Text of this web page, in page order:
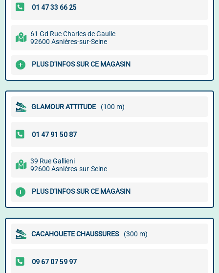
61 Gd Rue Charles de Gaulle
92600 Asnières-sur-Seine
PLUS D'INFOS SUR CE MAGASIN
GLAMOUR ATTITUDE (100 m)
39 Rue Gallieni
92600 Asnières-sur-Seine
PLUS D'INFOS SUR CE MAGASIN
CACAHOUETE CHAUSSURES (300 m)